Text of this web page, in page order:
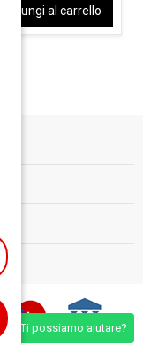
Aggiungi al carrello
Ti possiamo aiutare?